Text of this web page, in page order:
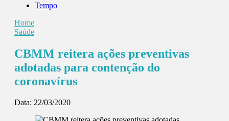
Tempo
Home
Saúde
CBMM reitera ações preventivas
adotadas para contenção do
coronavírus
Data: 22/03/2020